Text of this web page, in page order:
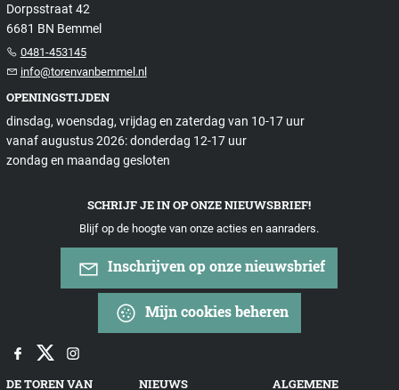
Dorpsstraat 42
6681 BN Bemmel
0481-453145
info@torenvanbemmel.nl
OPENINGSTIJDEN
dinsdag, woensdag, vrijdag en zaterdag van 10-17 uur
vanaf augustus 2026: donderdag 12-17 uur
zondag en maandag gesloten
SCHRIJF JE IN OP ONZE NIEUWSBRIEF!
Blijf op de hoogte van onze acties en aanraders.
Inschrijven op onze nieuwsbrief
Mijn cookies beheren
DE TOREN VAN NIEUWS ALGEMENE